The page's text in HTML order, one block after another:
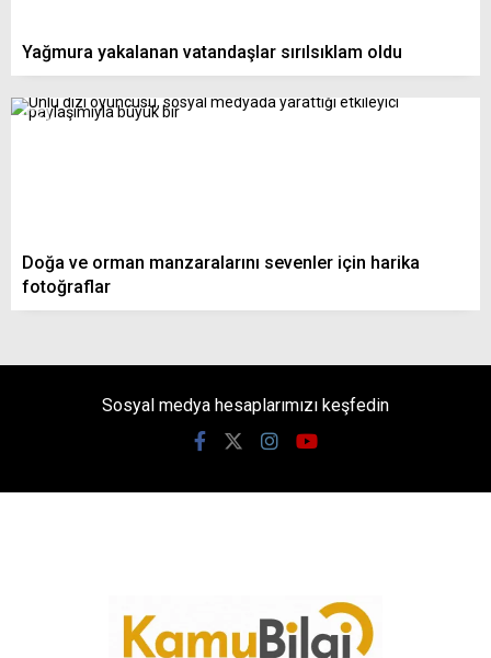
Yağmura yakalanan vatandaşlar sırılsıklam oldu
Doğa ve orman manzaralarını sevenler için harika
fotoğraflar
Sosyal medya hesaplarımızı keşfedin